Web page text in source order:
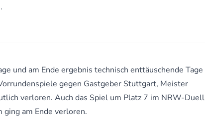
und am Ende ergebnis technisch enttäuschende Tage
gegen Gastgeber Stuttgart, Meister
verloren. Auch das Spiel um Platz 7 im NRW-Duell
am Ende verloren.